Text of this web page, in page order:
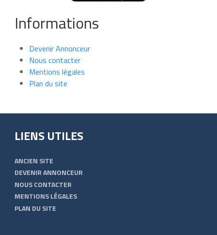
Informations
Devenir Annonceur
Nous contacter
Mentions légales
Plan du site
LIENS UTILES
ANCIEN SITE
DEVENIR ANNONCEUR
NOUS CONTACTER
MENTIONS LÉGALES
PLAN DU SITE